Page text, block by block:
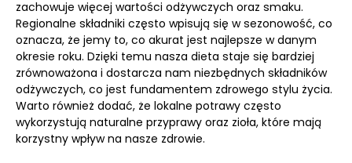
zachowuje więcej wartości odżywczych oraz smaku.
Regionalne składniki często wpisują się w sezonowość, co
oznacza, że jemy to, co akurat jest najlepsze w danym
okresie roku. Dzięki temu nasza dieta staje się bardziej
zrównoważona i dostarcza nam niezbędnych składników
odżywczych, co jest fundamentem zdrowego stylu życia.
Warto również dodać, że lokalne potrawy często
wykorzystują naturalne przyprawy oraz zioła, które mają
korzystny wpływ na nasze zdrowie.